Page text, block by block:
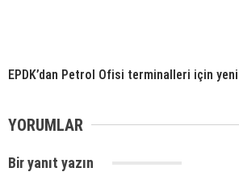
EPDK’dan Petrol Ofisi terminalleri için
YORUMLAR
Bir yanıt yazın